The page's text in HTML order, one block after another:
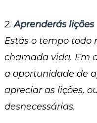
2.Aprenderás lições
Estás o tempo todo
chamada vida. Em
a oportunidade de
apreciar as lições,
desnecessárias.